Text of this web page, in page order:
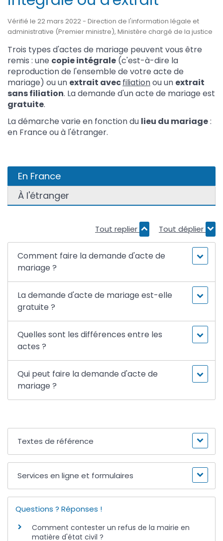
Vérifié le 22 mars 2022 - Direction de l'information légale et
administrative (Premier ministre), Ministère chargé de la justice
Trois types d'actes de mariage peuvent vous être
remis : une copie intégrale (c'est-à-dire la
reproduction de l'ensemble de votre acte de
mariage) ou un extrait avecfiliationou un extrait
sans filiation. La demande d'un acte de mariage est
gratuite.
La démarche varie en fonction du lieu du mariage:
en France ou à l'étranger.
En France
À l'étranger
Tout replier Tout déplier
Comment faire la demande d'acte de
mariage ?
La demande d'acte de mariage est-elle
gratuite ?
Quelles sont les différences entre les
actes ?
Qui peut faire la demande d'acte de
mariage ?
Textes de référence
Services en ligne et formulaires
Questions ? Réponses !
Comment contester un refus de la mairie en
matière d'état civil ?